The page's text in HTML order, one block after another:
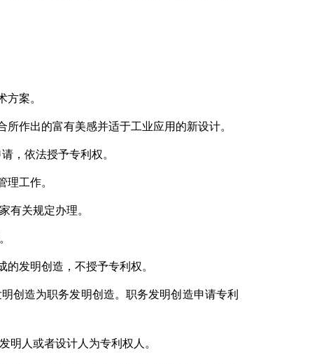
案。
作出的富有美感并适于工业应用的新设计。
，依法授予专利权。
工作。
关规定办理。
发明创造，不授予专利权。
造为职务发明创造。职务发明创造申请专利
人或者设计人为专利权人。